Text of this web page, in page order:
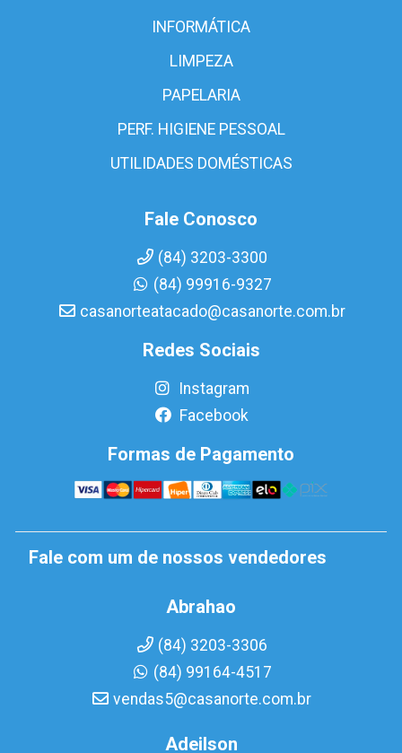
INFORMÁTICA
LIMPEZA
PAPELARIA
PERF. HIGIENE PESSOAL
UTILIDADES DOMÉSTICAS
Fale Conosco
(84) 3203-3300
(84) 99916-9327
casanorteatacado@casanorte.com.br
Redes Sociais
Instagram
Facebook
Formas de Pagamento
Fale com um de nossos vendedores
Abrahao
(84) 3203-3306
(84) 99164-4517
vendas5@casanorte.com.br
Adeilson